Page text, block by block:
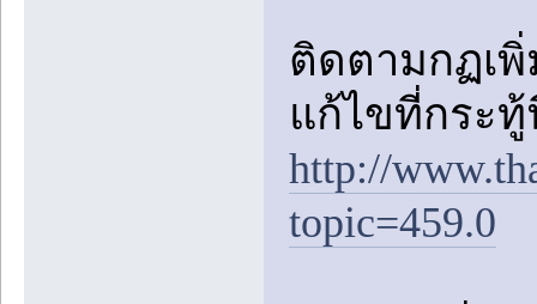
ติดตามกฏเ
แก้ไขที่กระ
http://
topic=459.0